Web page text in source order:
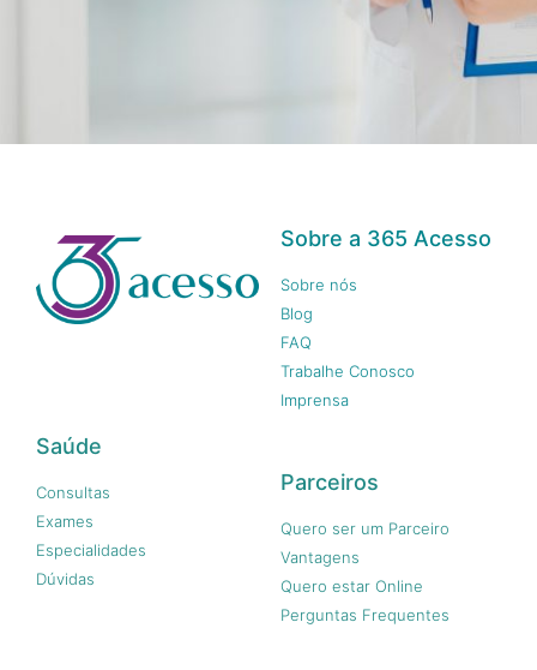
Sobre a 365 Acesso
Sobre nós
Blog
FAQ
Trabalhe Conosco
Imprensa
Saúde
Consultas
Exames
Especialidades
Dúvidas
Parceiros
Quero ser um Parceiro
Vantagens
Quero estar Online
Perguntas Frequentes